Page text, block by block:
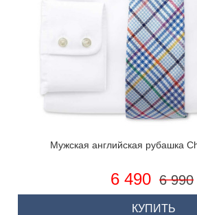
Мужская английская рубашка
6 490 6 990
КУПИТЬ